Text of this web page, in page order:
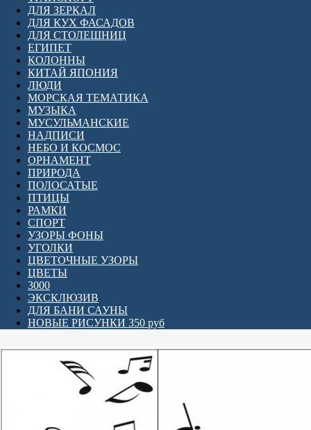
ДЛЯ ЗЕРКАЛ
ДЛЯ КУХ ФАСАДОВ
ДЛЯ СТОЛЕШНИЦ
ЕГИПЕТ
КОЛОННЫ
КИТАЙ ЯПОНИЯ
ЛЮДИ
МОРСКАЯ ТЕМАТИКА
МУЗЫКА
МУСУЛЬМАНСКИЕ
НАДПИСИ
НЕБО И КОСМОС
ОРНАМЕНТ
ПРИРОДА
ПОЛОСАТЫЕ
ПТИЦЫ
РАМКИ
СПОРТ
УЗОРЫ ФОНЫ
УГОЛКИ
ЦВЕТОЧНЫЕ УЗОРЫ
ЦВЕТЫ
3000
ЭКСКЛЮЗИВ
ДЛЯ БАНИ САУНЫ
НОВЫЕ РИСУНКИ 350 руб